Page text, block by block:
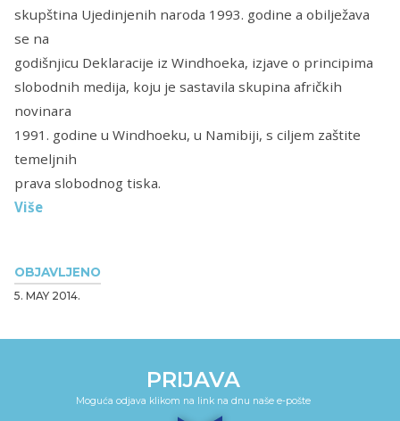
OBJAVLJENO
5. MAY 2014.
skupština Ujedinjenih naroda 1993. godine a obilježava
se na
godišnjicu Deklaracije iz Windhoeka, izjave o principima
slobodnih medija, koju je sastavila skupina afričkih
novinara
1991. godine u Windhoeku, u Namibiji, s ciljem zaštite
temeljnih
prava slobodnog tiska.
Više
PRIJAVA
Moguća odjava klikom na link na dnu naše e-pošte